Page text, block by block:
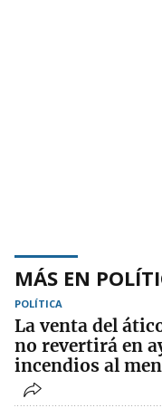
MÁS EN
POLÍTICA
La venta del
no revertirá en
incendios al